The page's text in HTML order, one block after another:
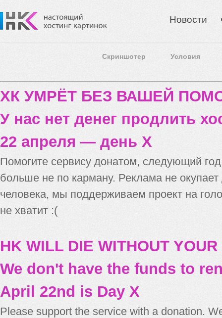
Новости
Скриншотер Условия
ХК УМРЁТ БЕЗ ВАШЕЙ
У нас нет денег продлить
22 апреля — день X
Помогите сервису донатом, следующий
больше не по карману. Реклама не
человека, мы поддерживаем проект на
не хватит :(
HK WILL DIE WITHOUT
We don't have the funds to
April 22nd is Day X
Please support the service with a donation.